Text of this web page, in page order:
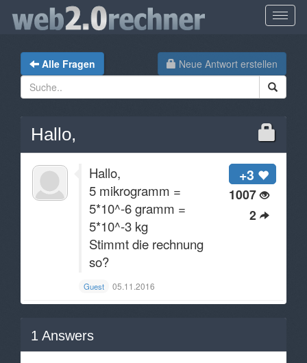
Neue Antwort erstellen
Alle Fragen
Hallo,
+3
1007
2
Hallo,
5 mikrogramm =
5*10^-6 gramm =
5*10^-3 kg
Stimmt die rechnung
so?
Guest 05.11.2016
1 Answers